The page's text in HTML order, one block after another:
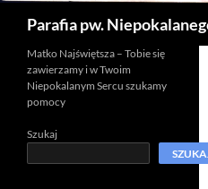
Parafia pw.
Matko Najświętsza – Tobie się
zawierzamy i w Twoim
Niepokalanym Sercu szukamy
pomocy
Szukaj